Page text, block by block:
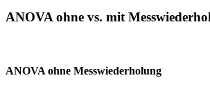
ANOVA ohne vs. mit
ANOVA ohne Messwiederholung